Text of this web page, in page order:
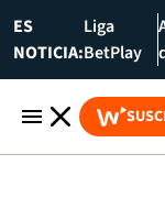
ES
NOTICIA:
Liga
BetPlay